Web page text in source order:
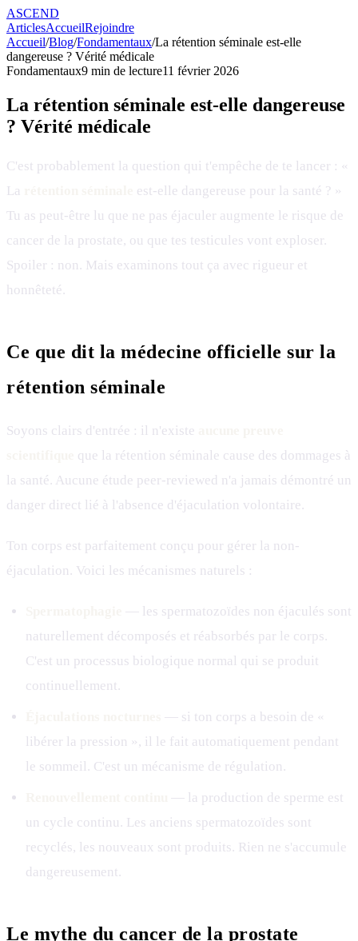
ASCEND
ArticlesAccueilRejoindre
Accueil/Blog/Fondamentaux/La rétention séminale est-elle
dangereuse ? Vérité médicale
Fondamentaux9 min de lecture11 février 2026
La rétention séminale est-elle dangereuse
? Vérité médicale
C'est probablement la question qui t'empêche de te lancer : «
La
est-elle dangereuse pour la santé ? »
Tu as peut-être lu que ne pas éjaculer augmente le risque de
cancer de la prostate, ou que tes testicules vont exploser.
Spoiler : non. Mais examinons tout ça avec rigueur et
honnêteté.
Ce que dit la médecine officielle sur la
rétention séminale
Soyons clairs d'entrée : il n'existe
que la rétention séminale cause des dommages à
la santé. Aucune étude peer-reviewed n'a jamais démontré un
danger direct lié à l'absence d'éjaculation volontaire.
Ton corps est parfaitement conçu pour gérer la non-
éjaculation. Voici les mécanismes naturels :
— les spermatozoïdes non éjaculés sont
naturellement décomposés et réabsorbés par le corps.
C'est un processus biologique normal qui se produit
continuellement.
— si ton corps a besoin de «
libérer la pression », il le fait automatiquement pendant
le sommeil. C'est un mécanisme de régulation.
— la production de sperme est
un cycle continu. Les anciens spermatozoïdes sont
recyclés, les nouveaux sont produits. Rien ne s'accumule
dangereusement.
Le mythe du cancer de la prostate